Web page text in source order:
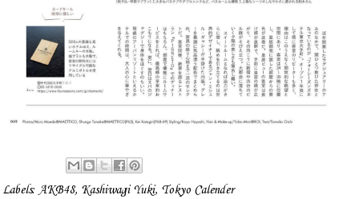
Labels: AKB48, Kashiwagi Yuki, Tokyo Calender